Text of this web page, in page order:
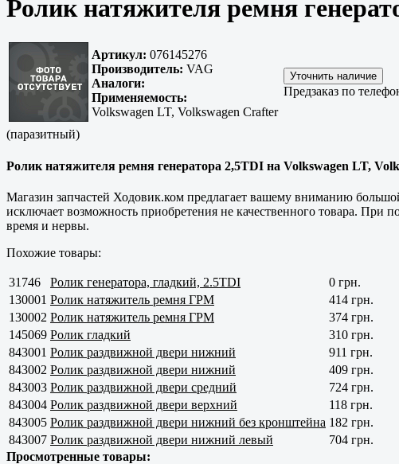
Ролик натяжителя ремня
Артикул: 076145276
Производитель: VAG
Аналоги:
Применяемость:
Volkswagen LT, Volkswagen Crafter
Предзаказ по
(паразитный)
Ролик натяжителя ремня генератора 2,5TDI на Volkswagen LT,
Магазин запчастей Ходовик.ком предлагает вашему вниманию
исключает возможность приобретения не качественного товара. При
время и нервы.
Похожие товары:
31746 Ролик генератора, гладкий, 2.5TDI
0 грн.
130001 Ролик натяжитель ремня ГРМ
414 грн.
130002 Ролик натяжитель ремня ГРМ
374 грн.
145069 Ролик гладкий
310 грн.
843001 Ролик раздвижной двери нижний
911 грн.
843002 Ролик раздвижной двери нижний
409 грн.
843003 Ролик раздвижной двери средний
724 грн.
843004 Ролик раздвижной двери верхний
118 грн.
843005 Ролик раздвижной двери нижний без кронштейна 182 грн.
843007 Ролик раздвижной двери нижний левый
704 грн.
Просмотренные товары: